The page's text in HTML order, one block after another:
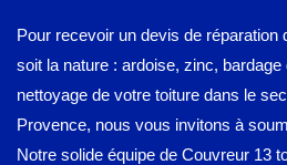
Pour recevoir un devis de réparation
soit la nature : ardoise, zinc, bardage
nettoyage de votre toiture dans le
Provence, nous vous invitons à
Notre solide équipe de Couvreur 13